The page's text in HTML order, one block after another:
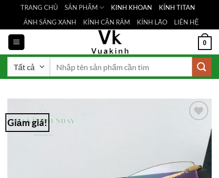
nội
dung
TRANG CHỦ SẢN PHẨM KINH KHOAN
KÍNH TITAN
ÁNH SÁNG XANH
KÍNH CẬN RÂM KÍNH LÃO LIÊN HỆ
0
Giảm giá!